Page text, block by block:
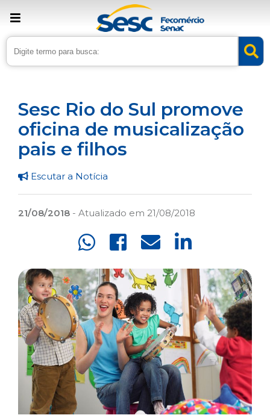
› Home › Noticias
Sesc Rio do Sul promove
oficina de musicalização
pais e filhos
Escutar a Notícia
21/08/2018 - Atualizado em 21/08/2018